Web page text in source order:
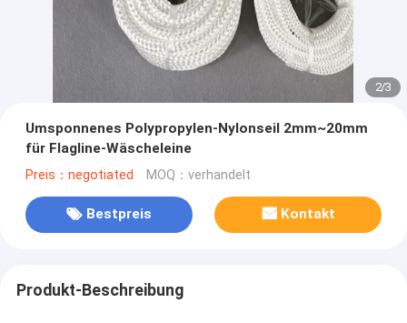
2/3
Umsponnenes Polypropylen-Nylonseil 2mm~20mm
für Flagline-Wäscheleine
Preis：negotiated MOQ：verhandelt
Bestpreis Kontakt
Produkt-Beschreibung